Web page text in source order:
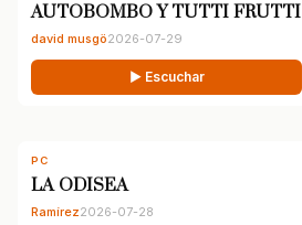
AUTOBOMBO Y TUTTI FRUTTI
david musgö2026-07-29
▶ Escuchar
PC
LA ODISEA
Ramírez2026-07-28